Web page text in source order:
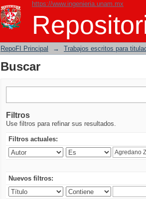
https://www.ingenieria.unam.mx
Buscar
RepoFI Principal → Trabajos escritos para
Buscar
Filtros
Use filtros para refinar sus resultados.
Filtros actuales:
Nuevos filtros: